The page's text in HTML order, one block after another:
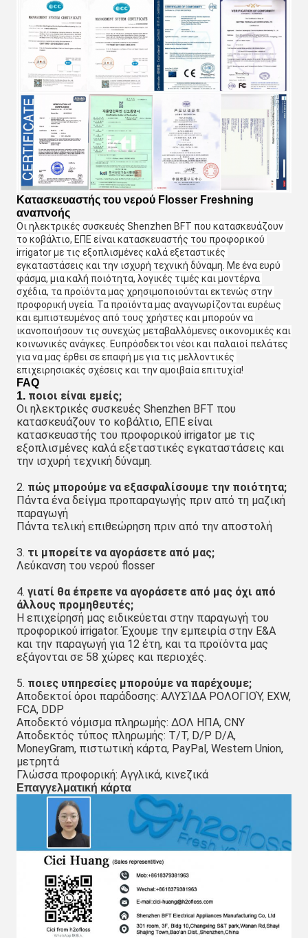
Κατασκευαστής του νερού Flosser Freshning
αναπνοής
Οι ηλεκτρικές συσκευές Shenzhen BFT που κατασκευάζουν
το κοβάλτιο, ΕΠΕ είναι κατασκευαστής του προφορικού
irrigator με τις εξοπλισμένες καλά εξεταστικές
εγκαταστάσεις και την ισχυρή τεχνική δύναμη. Με ένα ευρύ
φάσμα, μια καλή ποιότητα, λογικές τιμές και μοντέρνα
σχέδια, τα προϊόντα μας χρησιμοποιούνται εκτενώς στην
προφορική υγεία. Τα προϊόντα μας αναγνωρίζονται ευρέως
και εμπιστευμένος από τους χρήστες και μπορούν να
ικανοποιήσουν τις συνεχώς μεταβαλλόμενες οικονομικές και
κοινωνικές ανάγκες. Ευπρόσδεκτοι νέοι και παλαιοί πελάτες
για να μας έρθει σε επαφή με για τις μελλοντικές
επιχειρησιακές σχέσεις και την αμοιβαία επιτυχία!
FAQ
1. ποιοι είναι εμείς;
Οι ηλεκτρικές συσκευές Shenzhen BFT που
κατασκευάζουν το κοβάλτιο, ΕΠΕ είναι
κατασκευαστής του προφορικού irrigator με τις
εξοπλισμένες καλά εξεταστικές εγκαταστάσεις και
την ισχυρή τεχνική δύναμη.
2. πώς μπορούμε να εξασφαλίσουμε την ποιότητα;
Πάντα ένα δείγμα προπαραγωγής πριν από τη μαζική
παραγωγή
Πάντα τελική επιθεώρηση πριν από την αποστολή
3. τι μπορείτε να αγοράσετε από μας;
Λεύκανση του νερού flosser
4. γιατί θα έπρεπε να αγοράσετε από μας όχι από
άλλους προμηθευτές;
Η επιχείρησή μας ειδικεύεται στην παραγωγή του
προφορικού irrigator. Έχουμε την εμπειρία στην Ε&Α
και την παραγωγή για 12 έτη, και τα προϊόντα μας
εξάγονται σε 58 χώρες και περιοχές.
5. ποιες υπηρεσίες μπορούμε να παρέχουμε;
Αποδεκτοί όροι παράδοσης: ΑΛΥΣΊΔΑ ΡΟΛΟΓΙΟΎ, EXW,
FCA, DDP
Αποδεκτό νόμισμα πληρωμής: ΔΟΛ ΗΠΑ, CNY
Αποδεκτός τύπος πληρωμής: T/T, D/P D/A,
MoneyGram, πιστωτική κάρτα, PayPal, Western Union,
μετρητά
Γλώσσα προφορική: Αγγλικά, κινεζικά
Επαγγελματική κάρτα